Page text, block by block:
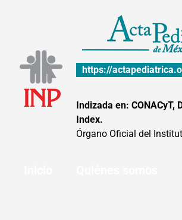
https://
Indizada en: CONACyT,
Index.
Órgano Oficial del